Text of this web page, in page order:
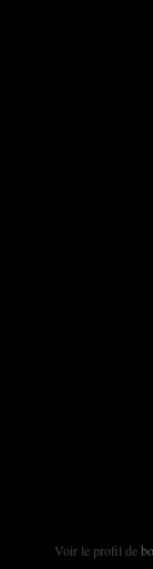
Voir le profil de